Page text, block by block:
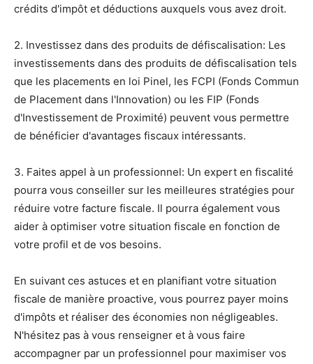
crédits d'impôt et déductions auxquels vous avez droit.
2. Investissez dans des produits de défiscalisation: Les
investissements dans des produits de défiscalisation tels
que les placements en loi Pinel, les FCPI (Fonds Commun
de Placement dans l'Innovation) ou les FIP (Fonds
d'Investissement de Proximité) peuvent vous permettre
de bénéficier d'avantages fiscaux intéressants.
3. Faites appel à un professionnel: Un expert en fiscalité
pourra vous conseiller sur les meilleures stratégies pour
réduire votre facture fiscale. Il pourra également vous
aider à optimiser votre situation fiscale en fonction de
votre profil et de vos besoins.
En suivant ces astuces et en planifiant votre situation
fiscale de manière proactive, vous pourrez payer moins
d'impôts et réaliser des économies non négligeables.
N'hésitez pas à vous renseigner et à vous faire
accompagner par un professionnel pour maximiser vos